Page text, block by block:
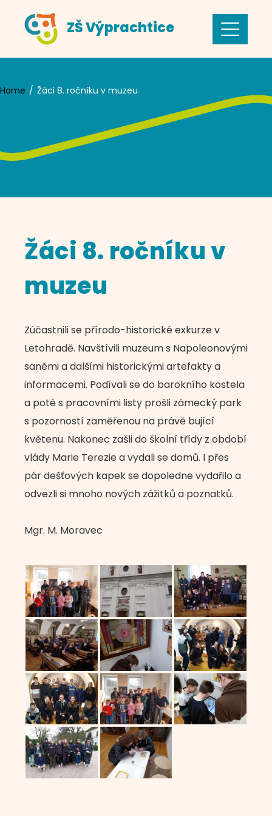
content
ZŠ Výprachtice
Home Žáci 8. ročníku v muzeu
Žáci 8. ročníku v
muzeu
Zúčastnili se přírodo-historické exkurze v
Letohradě. Navštívili muzeum s Napoleonovými
saněmi a dalšími historickými artefakty a
informacemi. Podívali se do barokního kostela
a poté s pracovními listy prošli zámecký park
s pozorností zaměřenou na právě bující
květenu. Nakonec zašli do školní třídy z období
vlády Marie Terezie a vydali se domů. I přes
pár dešťových kapek se dopoledne vydařilo a
odvezli si mnoho nových zážitků a poznatků.
Mgr. M. Moravec